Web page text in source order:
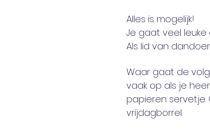
Alles is mogelijk!
Je gaat veel
Als lid van
Waar gaat de
vaak op als je
papieren
vrijdagborrel.